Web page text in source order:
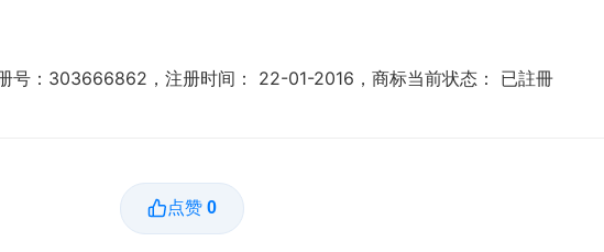
号：303666862，注册时间： 22-01-2016，商标当前状态： 已註冊
点赞 0